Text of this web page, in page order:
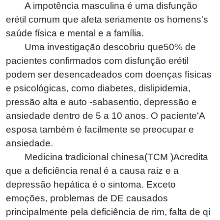
A impotência masculina é uma disfunção
erétil comum que afeta seriamente os homens's
saúde física e mental e a família.
Uma investigação descobriu que50%de
pacientes confirmados com disfunção erétil
podem ser desencadeados com doenças físicas
e psicológicas, como diabetes, dislipidemia,
pressão alta e auto -sabasentio, depressão e
ansiedade dentro de 5 a 10 anos. O paciente'A
esposa também é facilmente se preocupar e
ansiedade.
Medicina tradicional chinesa(TCM )Acredita
que a deficiência renal é a causa raiz e a
depressão hepática é o sintoma. Exceto
emoções, problemas de DE causados ​​
principalmente pela deficiência de rim, falta de qi